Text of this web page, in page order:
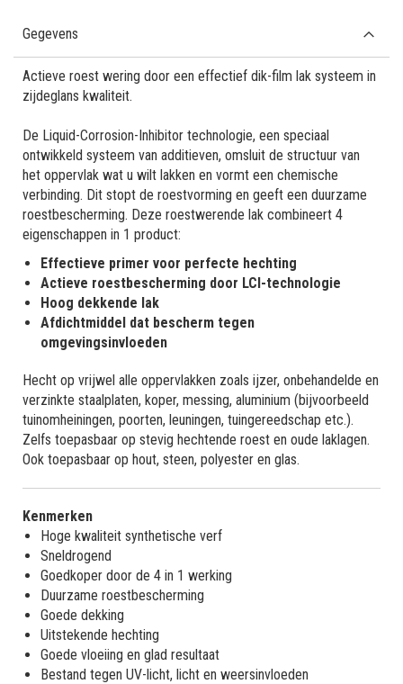
Gegevens
Actieve roest wering door een effectief dik-film lak systeem in
zijdeglans kwaliteit.
De Liquid-Corrosion-Inhibitor technologie, een speciaal
ontwikkeld systeem van additieven, omsluit de structuur van
het oppervlak wat u wilt lakken en vormt een chemische
verbinding. Dit stopt de roestvorming en geeft een duurzame
roestbescherming. Deze roestwerende lak combineert 4
eigenschappen in 1 product:
Effectieve primer voor perfecte hechting
Actieve roestbescherming door LCI-technologie
Hoog dekkende lak
Afdichtmiddel dat bescherm tegen
omgevingsinvloeden
Hecht op vrijwel alle oppervlakken zoals ijzer, onbehandelde en
verzinkte staalplaten, koper, messing, aluminium (bijvoorbeeld
tuinomheiningen, poorten, leuningen, tuingereedschap etc.).
Zelfs toepasbaar op stevig hechtende roest en oude laklagen.
Ook toepasbaar op hout, steen, polyester en glas.
Kenmerken
Hoge kwaliteit synthetische verf
Sneldrogend
Goedkoper door de 4 in 1 werking
Duurzame roestbescherming
Goede dekking
Uitstekende hechting
Goede vloeiing en glad resultaat
Bestand tegen UV-licht, licht en weersinvloeden